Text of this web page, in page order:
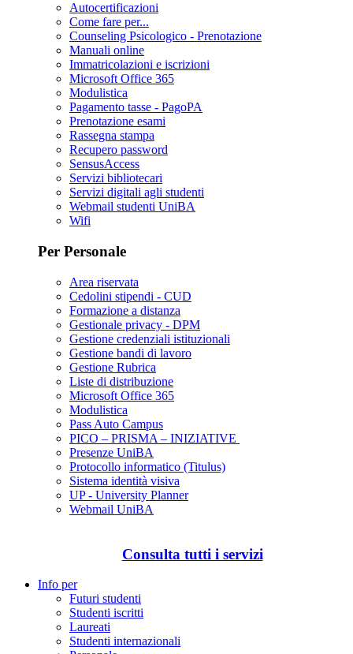
Autocertificazioni
Come fare per...
Counseling Psicologico - Prenotazione
Manuali online
Immatricolazioni e iscrizioni
Microsoft Office 365
Modulistica
Pagamento tasse - PagoPA
Prenotazione esami
Rassegna stampa
Recupero password
SensusAccess
Servizi bibliotecari
Servizi digitali agli studenti
Webmail studenti UniBA
Wifi
Per Personale
Area riservata
Cedolini stipendi - CUD
Formazione a distanza
Gestionale privacy - DPM
Gestione credenziali istituzionali
Gestione bandi di lavoro
Gestione Rubrica
Liste di distribuzione
Microsoft Office 365
Modulistica
Pass Auto Campus
PICO – PRISMA – INIZIATIVE
Presenze UniBA
Protocollo informatico (Titulus)
Sistema identità visiva
UP - University Planner
Webmail UniBA
Consulta tutti i servizi
Info per
Futuri studenti
Studenti iscritti
Laureati
Studenti internazionali